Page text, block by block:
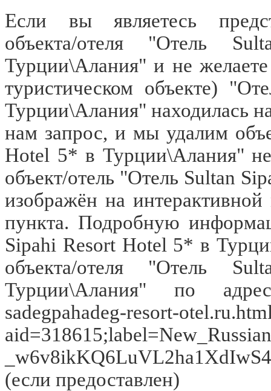
Если вы являетесь
объекта/отеля "Отель
Турции\Алания" и не
туристическом объекте)
Турции\Алания" находилась
нам запрос, и мы удалим
Hotel 5* в Турции\Алания"
объект/отель "Отель Sultan
изображён на
пункта. Подробную
Sipahi Resort Hotel 5* в
объекта/отеля "Отель
Турции\Алания" по
sadegpahadeg-resort-
(если предоставлен)